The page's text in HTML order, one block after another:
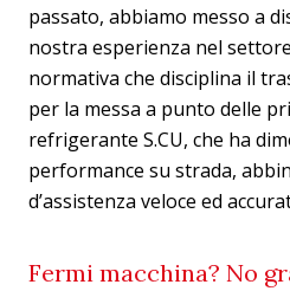
passato, abbiamo messo a
nostra esperienza nel
normativa che disciplina il
per la messa a punto delle
refrigerante S.CU, che ha
performance su strada,
d’assistenza veloce ed
Fermi macchina? No